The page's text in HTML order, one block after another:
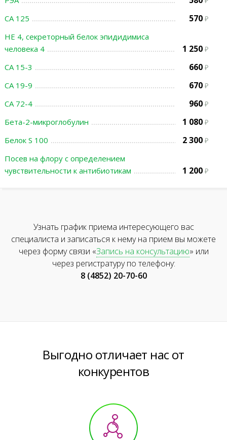
СА 125 570
НЕ 4, секреторный белок эпидидимиса
человека 4
1 250
СА 15-3 660
СА 19-9 670
СА 72-4 960
Бета-2-микроглобулин 1 080
Белок S 100 2 300
Посев на флору с определением
чувствительности к антибиотикам
1 200
Узнать график приема интересующего вас
специалиста и записаться к нему на прием вы можете
через форму связи «Запись на консультацию» или
через регистратуру по телефону:
8 (4852) 20-70-60
Выгодно отличает нас от
конкурентов